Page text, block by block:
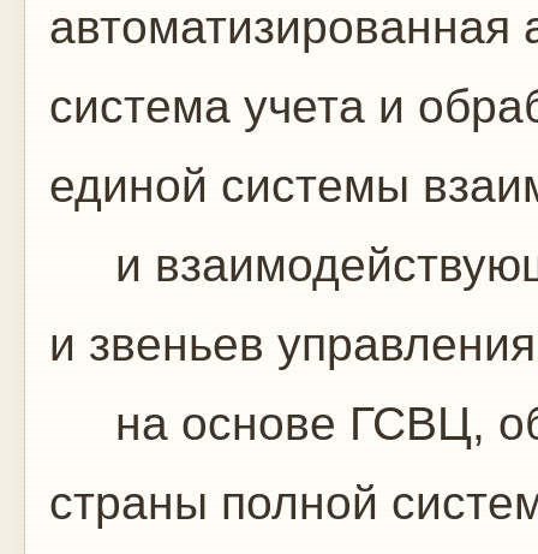
автоматизированная
система учета и
единой системы
и
и звеньев
на основе ГСВЦ,
страны полной